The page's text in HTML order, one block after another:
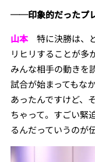
──印象的だったプ
山本特に決勝は、ど
リヒリすることが多
みんな相手の動きを
試合が始まってもな
あったんですけど
ちゃって。すごい緊
るんだっていうのが